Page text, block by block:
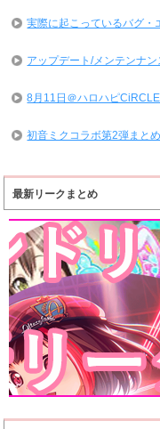
実際に起こっているバグ・
アップデート/メンテンナン
8月11日＠ハロハピ
初音ミクコラボ第2弾まと
最新リークまとめ